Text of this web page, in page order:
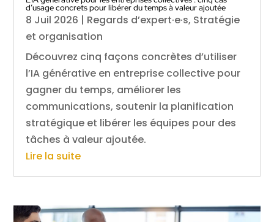
d’usage concrets pour libérer du temps à valeur ajoutée
8 Juil 2026 | Regards d’expert·e·s, Stratégie
et organisation
Découvrez cinq façons concrètes d’utiliser
l’IA générative en entreprise collective pour
gagner du temps, améliorer les
communications, soutenir la planification
stratégique et libérer les équipes pour des
tâches à valeur ajoutée.
Lire la suite